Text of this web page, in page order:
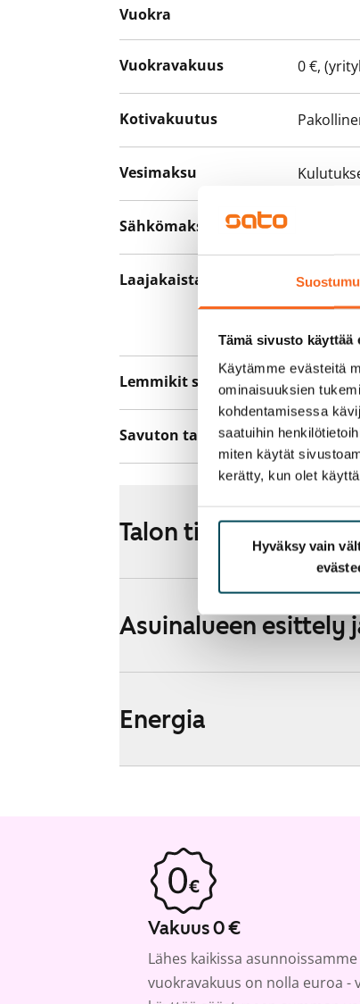
Tämä sivusto käyttää
Käytämme evästeitä
ominaisuuksien
kohdentamisessa
saatuihin
miten käytät
kerätty, kun olet
Hyväksy vain
Vuokra
Vuokravakuus 0 €,
Kotivakuutus
Vesimaksu
Sähkömaksu
Laajakaista
hankkia
Lemmikit sallittu Kyllä
Savuton talo Kyllä
Talon tiedot
Asuinalueen esittely
Energia
Vakuus 0 €
Lähes kaikissa asunnoissamme
vuokravakuus on nolla euroa -